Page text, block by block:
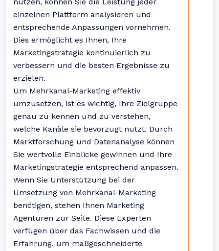
einzelnen Plattform analysieren und
entsprechende Anpassungen vornehmen.
Dies ermöglicht es Ihnen, Ihre
Marketingstrategie kontinuierlich zu
verbessern und die besten Ergebnisse zu
erzielen.
Um Mehrkanal-Marketing effektiv
umzusetzen, ist es wichtig, Ihre Zielgruppe
genau zu kennen und zu verstehen,
welche Kanäle sie bevorzugt nutzt. Durch
Marktforschung und Datenanalyse können
Sie wertvolle Einblicke gewinnen und Ihre
Marketingstrategie entsprechend anpassen.
Wenn Sie Unterstützung bei der
Umsetzung von Mehrkanal-Marketing
benötigen, stehen Ihnen Marketing
Agenturen zur Seite. Diese Experten
verfügen über das Fachwissen und die
Erfahrung, um maßgeschneiderte